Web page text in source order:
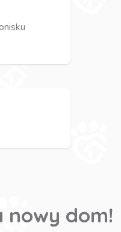
nowy dom!